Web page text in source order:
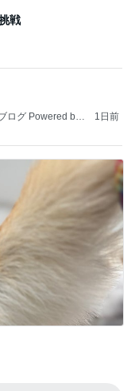
戦
ログ Powered by
1日前